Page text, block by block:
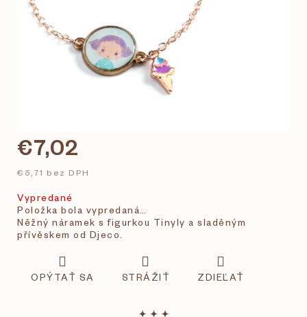
€7,02
€5,71 bez DPH
Vypredané
Položka bola vypredaná…
Něžný náramek s figurkou Tinyly a sladěným
přívěskem od Djeco.
OPÝTAŤ SA STRÁŽIŤ ZDIEĽAŤ